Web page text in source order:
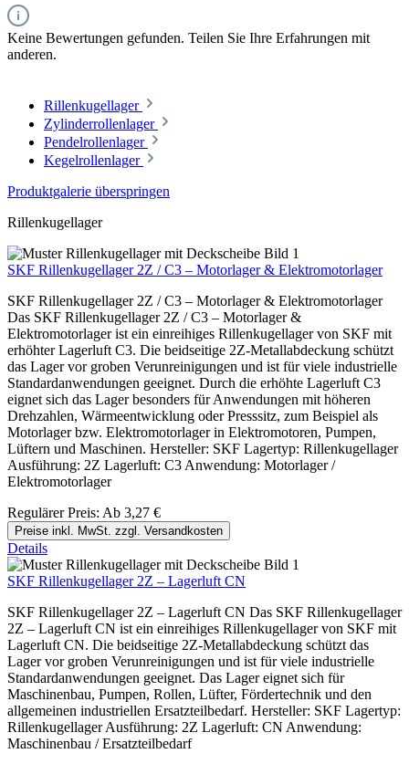
Keine Bewertungen gefunden. Teilen Sie Ihre Erfahrungen mit
anderen.
Rillenkugellager
Zylinderrollenlager
Pendelrollenlager
Kegelrollenlager
Produktgalerie überspringen
Rillenkugellager
SKF Rillenkugellager 2Z / C3 – Motorlager & Elektromotorlager
SKF Rillenkugellager 2Z / C3 – Motorlager & Elektromotorlager
Das SKF Rillenkugellager 2Z / C3 – Motorlager &
Elektromotorlager ist ein einreihiges Rillenkugellager von SKF mit
erhöhter Lagerluft C3. Die beidseitige 2Z-Metallabdeckung schützt
das Lager vor groben Verunreinigungen und ist für viele industrielle
Standardanwendungen geeignet. Durch die erhöhte Lagerluft C3
eignet sich das Lager besonders für Anwendungen mit höheren
Drehzahlen, Wärmeentwicklung oder Presssitz, zum Beispiel als
Motorlager bzw. Elektromotorlager in Elektromotoren, Pumpen,
Lüftern und Maschinen. Hersteller: SKF Lagertyp: Rillenkugellager
Ausführung: 2Z Lagerluft: C3 Anwendung: Motorlager /
Elektromotorlager
Regulärer Preis: Ab 3,27 €
Preise inkl. MwSt. zzgl. Versandkosten
Details
SKF Rillenkugellager 2Z – Lagerluft CN
SKF Rillenkugellager 2Z – Lagerluft CN Das SKF Rillenkugellager
2Z – Lagerluft CN ist ein einreihiges Rillenkugellager von SKF mit
Lagerluft CN. Die beidseitige 2Z-Metallabdeckung schützt das
Lager vor groben Verunreinigungen und ist für viele industrielle
Standardanwendungen geeignet. Das Lager eignet sich für
Maschinenbau, Pumpen, Rollen, Lüfter, Fördertechnik und den
allgemeinen industriellen Ersatzteilbedarf. Hersteller: SKF Lagertyp:
Rillenkugellager Ausführung: 2Z Lagerluft: CN Anwendung:
Maschinenbau / Ersatzteilbedarf